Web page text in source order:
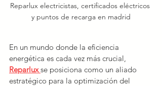
Reparlux electricistas, certificados eléctricos
y puntos de recarga en madrid
En un mundo donde la eficiencia
energética es cada vez más crucial,
Reparlux se posiciona como un aliado
estratégico para la optimización del